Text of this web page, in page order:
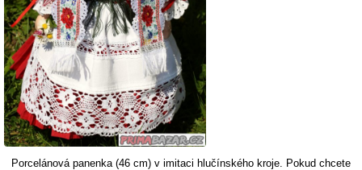
Porcelánová panenka (46 cm) v imitaci hlučínského kroje. Pokud chcete